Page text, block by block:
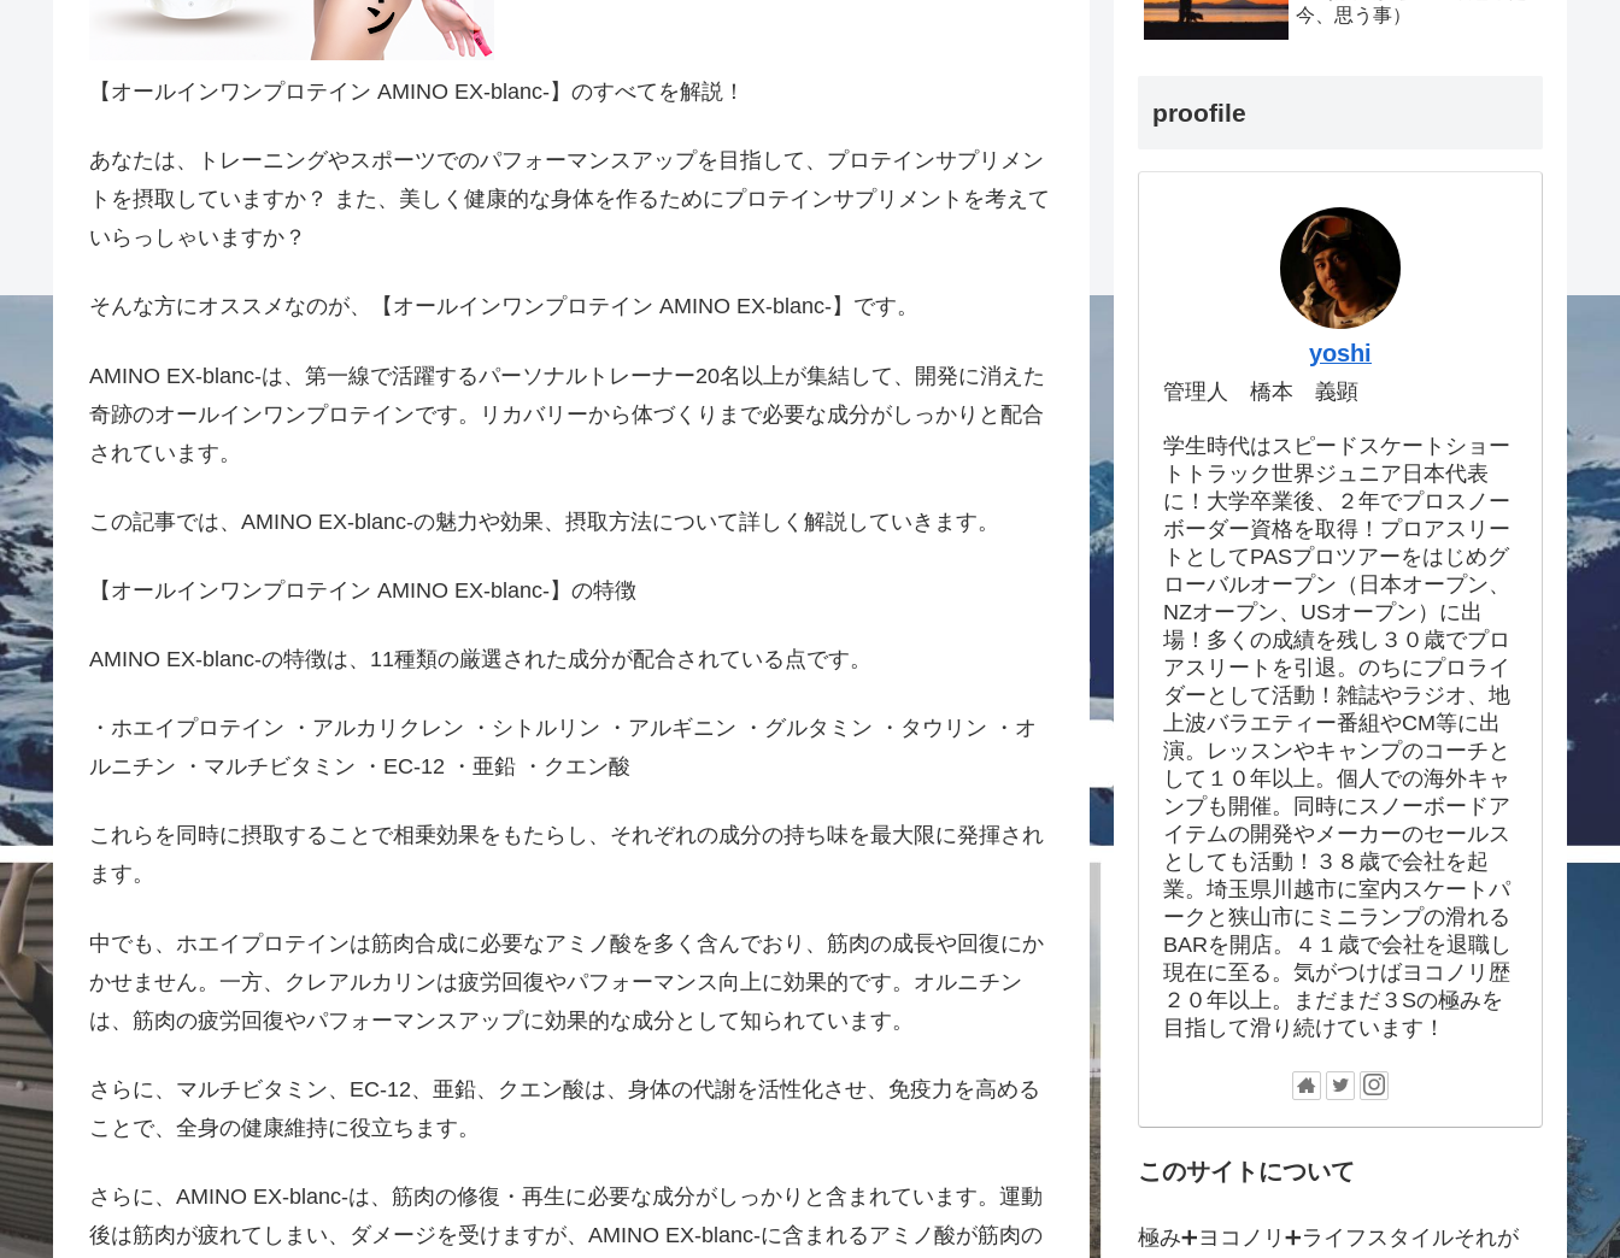
【オールインワンプロテイン AMINO EX-blanc-】のすべてを解説！
あなたは、トレーニングやスポーツでのパフォーマンスアップを目指して、プロテインサプリメン
トを摂取していますか？ また、美しく健康的な身体を作るためにプロテインサプリメントを考えて
いらっしゃいますか？
そんな方にオススメなのが、【オールインワンプロテイン AMINO EX-blanc-】です。
AMINO EX-blanc-は、第一線で活躍するパーソナルトレーナー20名以上が集結して、開発に消えた
奇跡のオールインワンプロテインです。リカバリーから体づくりまで必要な成分がしっかりと配合
されています。
この記事では、AMINO EX-blanc-の魅力や効果、摂取方法について詳しく解説していきます。
【オールインワンプロテイン AMINO EX-blanc-】の特徴
AMINO EX-blanc-の特徴は、11種類の厳選された成分が配合されている点です。
・ホエイプロテイン ・アルカリクレン ・シトルリン ・アルギニン ・グルタミン ・タウリン ・オ
ルニチン ・マルチビタミン ・EC-12 ・亜鉛 ・クエン酸
これらを同時に摂取することで相乗効果をもたらし、それぞれの成分の持ち味を最大限に発揮され
ます。
中でも、ホエイプロテインは筋肉合成に必要なアミノ酸を多く含んでおり、筋肉の成長や回復にか
かせません。一方、クレアルカリンは疲労回復やパフォーマンス向上に効果的です。オルニチン
は、筋肉の疲労回復やパフォーマンスアップに効果的な成分として知られています。
さらに、マルチビタミン、EC-12、亜鉛、クエン酸は、身体の代謝を活性化させ、免疫力を高める
ことで、全身の健康維持に役立ちます。
さらに、AMINO EX-blanc-は、筋肉の修復・再生に必要な成分がしっかりと含まれています。運動
後は筋肉が疲れてしまい、ダメージを受けますが、AMINO EX-blanc-に含まれるアミノ酸が筋肉の
今、思う事）
proofile
yoshi
管理人 橋本 義顕
学生時代はスピードスケートショー
トトラック世界ジュニア日本代表
に！大学卒業後、２年でプロスノー
ボーダー資格を取得！プロアスリー
トとしてPASプロツアーをはじめグ
ローバルオープン（日本オープン、
NZオープン、USオープン）に出
場！多くの成績を残し３０歳でプロ
アスリートを引退。のちにプロライ
ダーとして活動！雑誌やラジオ、地
上波バラエティー番組やCM等に出
演。レッスンやキャンプのコーチと
して１０年以上。個人での海外キャ
ンプも開催。同時にスノーボードア
イテムの開発やメーカーのセールス
としても活動！３８歳で会社を起
業。埼玉県川越市に室内スケートパ
ークと狭山市にミニランプの滑れる
BARを開店。４１歳で会社を退職し
現在に至る。気がつけばヨコノリ歴
２０年以上。まだまだ３Sの極みを
目指して滑り続けています！
このサイトについて
極み➕ヨコノリ➕ライフスタイルそれが